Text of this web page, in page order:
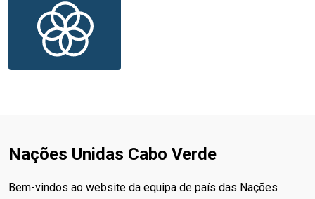
Nações Unidas Cabo Verde
Bem-vindos ao website da equipa de país das Nações